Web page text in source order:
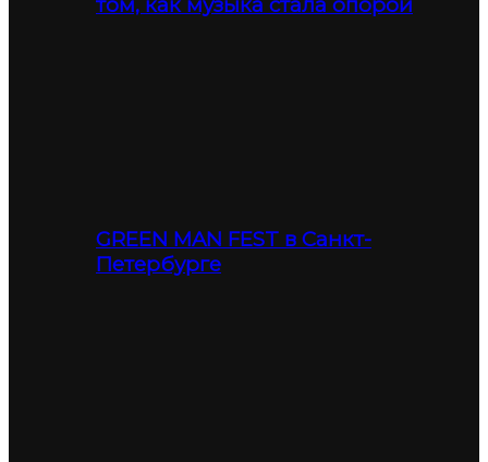
GREEN MAN FEST в Санкт-
Петербурге